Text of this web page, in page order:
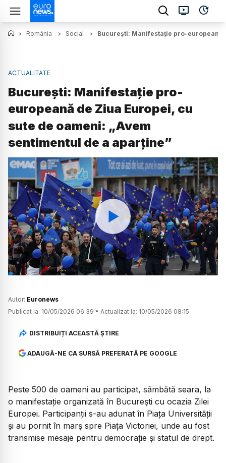
> România > Social > București: Manifestație pro-europeană
ACTUALITATE
București: Manifestație pro-
europeană de Ziua Europei, cu
sute de oameni: „Avem
sentimentul de a aparține”
Watch
Autor: Euronews
Publicat la: 10/05/2026 06:39 • Actualizat la: 10/05/2026 08:15
DISTRIBUIȚI ACEASTĂ ȘTIRE
ADAUGĂ-NE CA SURSĂ PREFERATĂ PE GOOGLE
Peste 500 de oameni au participat, sâmbătă seara, la
o manifestație organizată în București cu ocazia Zilei
Europei. Participanții s-au adunat în Piața Universității
și au pornit în marș spre Piața Victoriei, unde au fost
transmise mesaje pentru democrație și statul de drept.